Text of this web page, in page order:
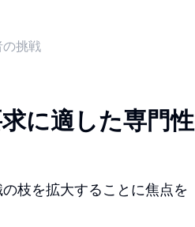
挑戦
に適した専門性
枝を拡大することに焦点を